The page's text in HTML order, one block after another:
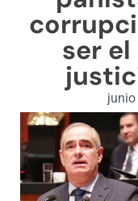
ser
junio